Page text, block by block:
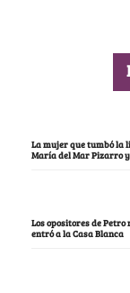
La mujer que tumbó la
María del Mar Pizarro
Los opositores de
entró a la Casa Blanca